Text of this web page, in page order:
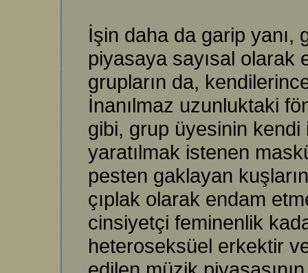
İşin daha da garip yanı,
piyasaya sayısal olarak
grupların da,
İnanılmaz uzunluktaki
gibi, grup üyesinin kendi
yaratılmak istenen
pesten gaklayan
çıplak olarak endam
cinsiyetçi feminenlik
heteroseksüel erkektir